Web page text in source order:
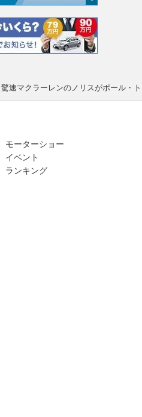
驚速マクラーレンのノリスがポール・
モーターショー
イベント
ランキング